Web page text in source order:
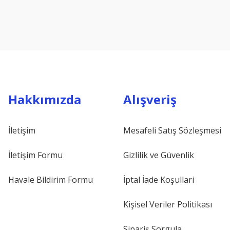
Hakkımızda
İletişim
İletişim Formu
Havale Bildirim Formu
Alışveriş
Mesafeli Satış Sözleşmesi
Gizlilik ve Güvenlik
İptal İade Koşullari
Kişisel Veriler Politikası